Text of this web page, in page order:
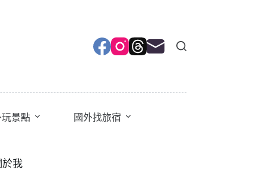
玩景點 國外找旅宿
於我